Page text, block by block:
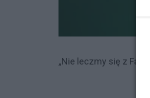
„Nie leczmy się z